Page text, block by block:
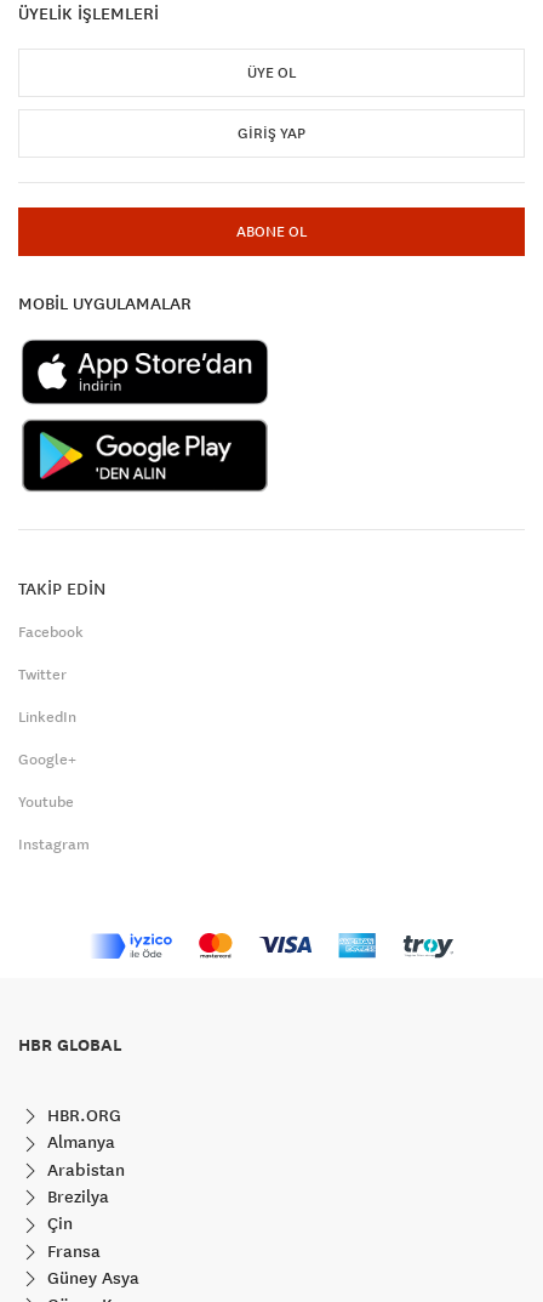
ÜYELİK İŞLEMLERİ
ÜYE OL
GIRIŞ YAP
ABONE OL
MOBİL UYGULAMALAR
TAKİP EDİN
Facebook
Twitter
LinkedIn
Google+
Youtube
Instagram
HBR GLOBAL
HBR.ORG
Almanya
Arabistan
Brezilya
Çin
Fransa
Güney Asya